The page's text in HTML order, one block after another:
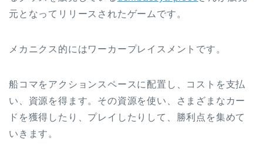
元となってリリースされたゲームです。
メカニクス的にはワーカープレイスメントです。
船コマをアクションスペースに配置し、コストを支払
い、資源を得ます。その資源を使い、さまざまなカー
ドを獲得したり、プレイしたりして、勝利点を集めて
いきます。